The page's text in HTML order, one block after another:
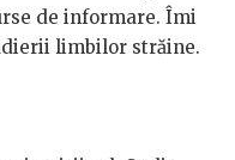
de informare. Îmi
limbilor străine.